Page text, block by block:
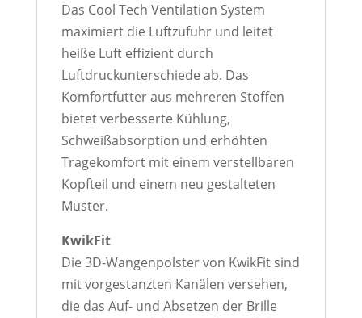
Das Cool Tech Ventilation System
maximiert die Luftzufuhr und leitet
heiße Luft effizient durch
Luftdruckunterschiede ab. Das
Komfortfutter aus mehreren Stoffen
bietet verbesserte Kühlung,
Schweißabsorption und erhöhten
Tragekomfort mit einem verstellbaren
Kopfteil und einem neu gestalteten
Muster.
KwikFit
Die 3D-Wangenpolster von KwikFit sind
mit vorgestanzten Kanälen versehen,
die das Auf- und Absetzen der Brille